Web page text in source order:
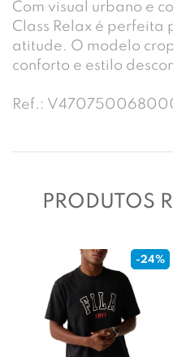
Com visual urbano e
Class Relax é perfeita
atitude. O modelo
conforto e estilo
Ref.:
PRODUTOS
-24%